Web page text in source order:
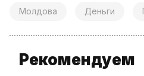
Молдова Деньги
Рекомендуем